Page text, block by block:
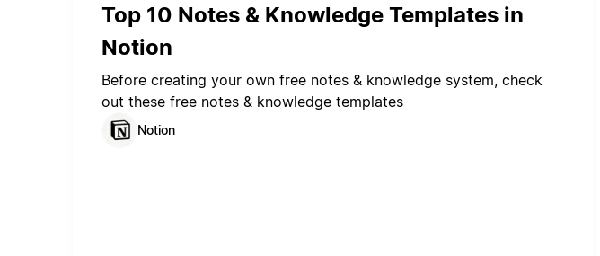
Top 10 Notes & Knowledge Templates in
Notion
Before creating your own free notes & knowledge system, check
out these free notes & knowledge templates
Notion